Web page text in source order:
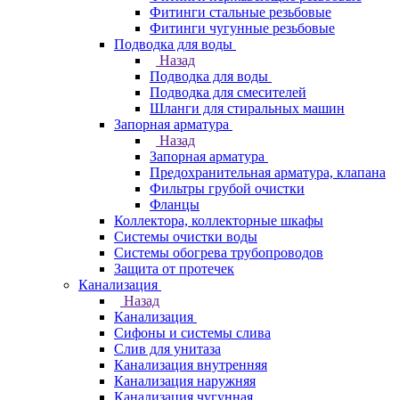
Фитинги стальные резьбовые
Фитинги чугунные резьбовые
Подводка для воды
Назад
Подводка для воды
Подводка для смесителей
Шланги для стиральных машин
Запорная арматура
Назад
Запорная арматура
Предохранительная арматура, клапана
Фильтры грубой очистки
Фланцы
Коллектора, коллекторные шкафы
Системы очистки воды
Системы обогрева трубопроводов
Защита от протечек
Канализация
Назад
Канализация
Сифоны и системы слива
Слив для унитаза
Канализация внутренняя
Канализация наружняя
Канализация чугунная